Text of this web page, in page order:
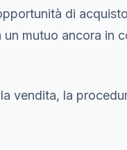
di
mutuo ancora in
vendita, la